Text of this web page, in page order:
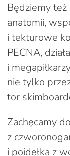
Będziemy
anatomii,
i tekturowe
PECNA,
i
nie tylko
tor
Zachęcamy
z
i poidełka z